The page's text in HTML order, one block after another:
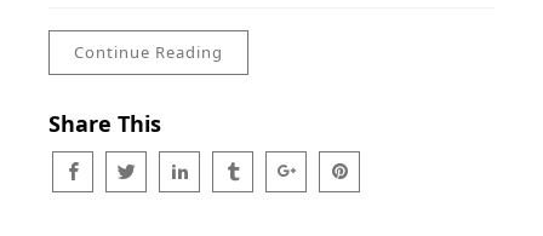
Continue Reading
Share This